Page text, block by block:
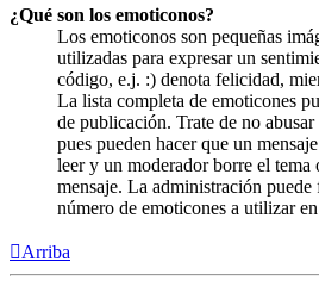
¿Qué son los emoticonos?
Los emoticonos son pequeñas
utilizadas para expresar un
código, e.j. :) denota felicidad,
La lista completa de emoticones
de publicación. Trate de no
pues pueden hacer que un
leer y un moderador borre el tema
mensaje. La administración
número de emoticones a utilizar
Arriba